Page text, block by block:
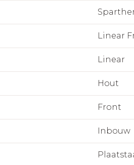
Linear
Linear
Hout
Front
Inbouw